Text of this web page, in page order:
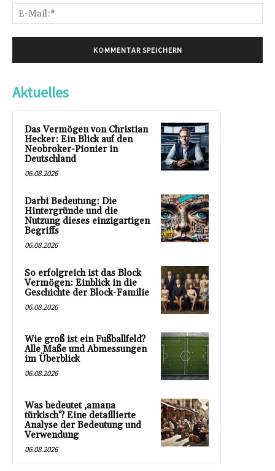
Aktuelles
Das Vermögen von Christian
Hecker: Ein Blick auf den
Neobroker-Pionier in
Deutschland
06.08.2026
Darbi Bedeutung: Die
Hintergründe und die
Nutzung dieses einzigartigen
Begriffs
06.08.2026
So erfolgreich ist das Block
Vermögen: Einblick in die
Geschichte der Block-Familie
06.08.2026
Wie groß ist ein Fußballfeld?
Alle Maße und Abmessungen
im Überblick
06.08.2026
Was bedeutet ‚amana
türkisch‘? Eine detaillierte
Analyse der Bedeutung und
Verwendung
06.08.2026